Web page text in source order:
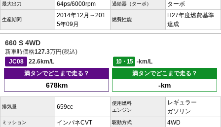
最大出力 64ps/6000rpm 過給器（ターボ） ターボ
生産期間
2014年12月～201
5年09月
燃費性能
H27年度燃費基準
達成
660 S 4WD
新車時価格127.3万円(税込)
JC08
22.6km/L 10・15
-km/L
満タンでどこまで走る？
678km
満タンでどこまで走る？
-km
排気量 659cc
使用燃料
エンジン
レギュラー
ガソリン
ミッション インパネCVT 駆動方式 4WD